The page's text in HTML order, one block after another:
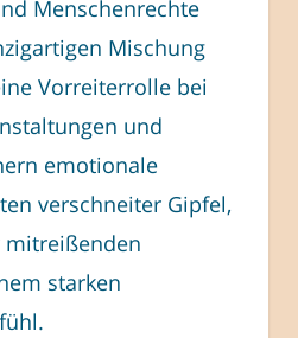
Menschenrechte
Mischung
Vorreiterrolle bei
und
emotionale
verschneiter Gipfel,
mitreißenden
starken